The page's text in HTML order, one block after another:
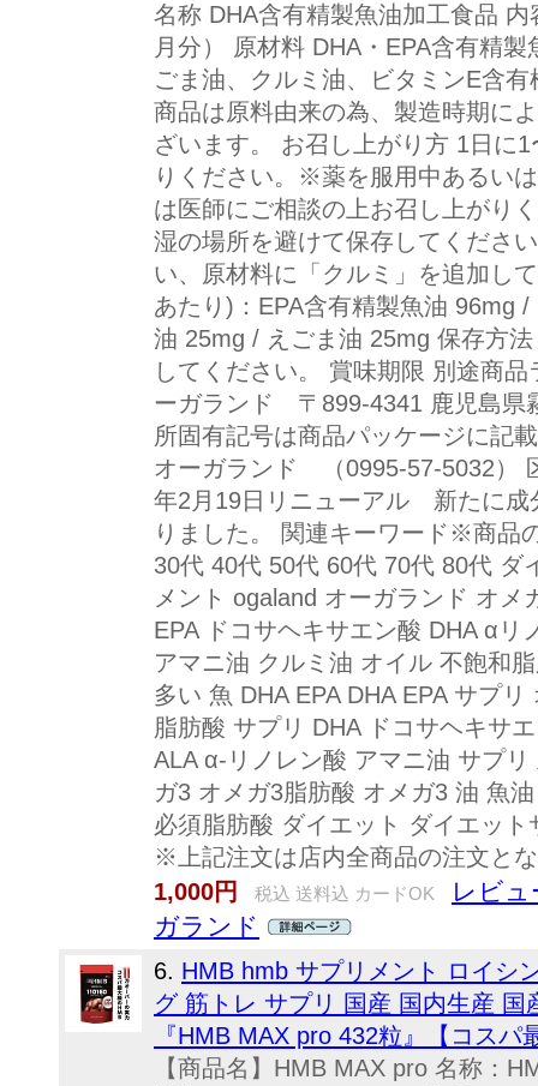
名称 DHA含有精製魚油加工食品
月分） 原材料 DHA・EPA含有精
ごま油、クルミ油、ビタミンE含
商品は原料由来の為、製造時期に
ざいます。 お召し上がり方 1日に
りください。※薬を服用中あるい
は医師にご相談の上お召し上がり
湿の場所を避けて保存してくださ
い、原材料に「クルミ」を追加し
あたり)：EPA含有精製魚油 96mg
油 25mg / えごま油 25mg 保存方
してください。 賞味期限 別途商
ーガランド 〒899-4341 鹿児島県
所固有記号は商品パッケージに記
オーガランド （0995-57-5032）
年2月19日リニューアル 新たに成
りました。 関連キーワード※商品
30代 40代 50代 60代 70代 80代 ダ
メント ogaland オーガランド オ
EPA ドコサヘキサエン酸 DHA αリ
アマニ油 クルミ油 オイル 不飽和
多い 魚 DHA EPA DHA EPA サプ
脂肪酸 サプリ DHA ドコサヘキサ
ALA α-リノレン酸 アマニ油 サプ
ガ3 オメガ3脂肪酸 オメガ3 油 魚
必須脂肪酸 ダイエット ダイエッ
※上記注文は店内全商品の注文と
1,000円
税込 送料込 カードOK
レビュ
ガランド
6. HMB hmb サプリメント ロイシ
グ 筋トレ サプリ 国産 国内生産
『HMB MAX pro 432粒』【コス
【商品名】HMB MAX pro 名称：